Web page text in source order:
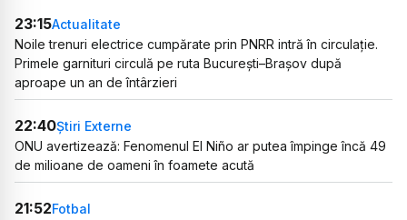
23:15Actualitate
Noile trenuri electrice cumpărate prin PNRR intră în circulație.
Primele garnituri circulă pe ruta București–Brașov după
aproape un an de întârzieri
22:40Știri Externe
ONU avertizează: Fenomenul El Niño ar putea împinge încă 49
de milioane de oameni în foamete acută
21:52Fotbal